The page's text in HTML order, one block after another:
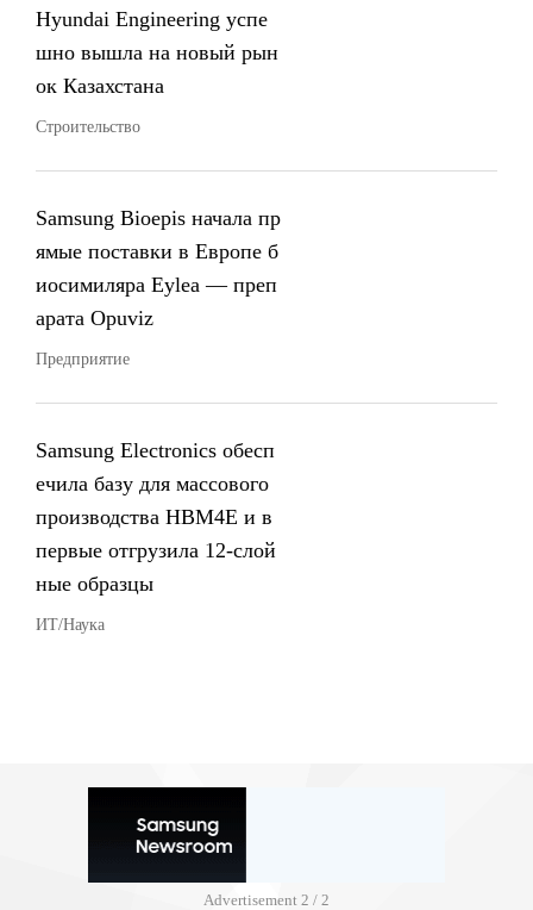
Hyundai Engineering успе
шно вышла на новый рын
ок Казахстана
Строительство
Samsung Bioepis начала пр
ямые поставки в Европе б
иосимиляра Eylea — преп
арата Opuviz
Предприятие
Samsung Electronics обесп
ечила базу для массового
производства HBM4E и в
первые отгрузила 12-слой
ные образцы
ИТ/Наука
Advertisement 2 / 2